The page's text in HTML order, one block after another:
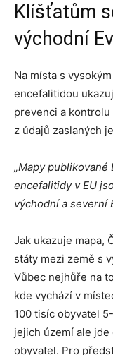
Klíšťatům
východní
Na místa s
encefalitidou
prevenci a kontrolu
z údajů zaslaných
„Mapy publikované
encefalitidy v EU
východní a severní
Jak ukazuje mapa,
státy mezi země s
Vůbec nejhůře na
kde vychází v
100 tisíc obyvatel
jejich území ale jde
obyvatel. Pro